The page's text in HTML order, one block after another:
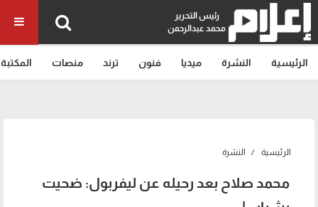
رئيس التحرير
محمد عبدالرحمن
الرئيسية النشرة ميديا فنون ترند منصات المكتبة
الرئيسية النشرة
محمد صلاح بعد رحيله عن ليفربول: ضحيت